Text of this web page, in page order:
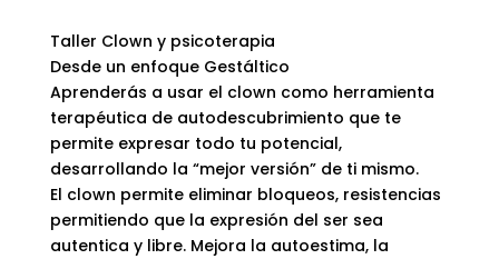
Taller Clown y psicoterapia
Desde un enfoque Gestáltico
Aprenderás a usar el clown como herramienta
terapéutica de autodescubrimiento que te
permite expresar todo tu potencial,
desarrollando la “mejor versión” de ti mismo.
El clown permite eliminar bloqueos, resistencias
permitiendo que la expresión del ser sea
autentica y libre. Mejora la autoestima, la